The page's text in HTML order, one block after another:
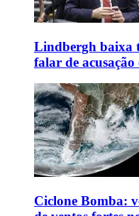
Lindbergh baixa
falar de
Ciclone Bomba: